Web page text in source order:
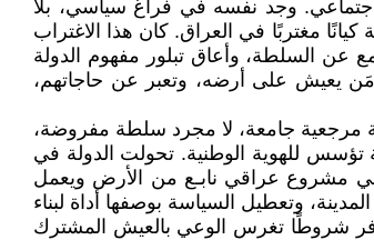
وجد نفسه في فراغ سياسي، بلا
مغتربًا في العراق. كان هذا الاغتراب
عن السلطة، وأعاق تبلور مفهوم الدولة
مَن يعيش على أرضه، وتعبر عن حاجاتهم،
مرجعية جامعة، لا مجرد سلطة مفروضة،
تؤسس للهوية الوطنية. تحولت الدولة في
في مشروع عراقي نابـع من الأرض ويعمل
وتعطيل السياسة بوصفها أداة لبناء
وتوفر شروطًا تغرس الوعي بالعيش المشترك